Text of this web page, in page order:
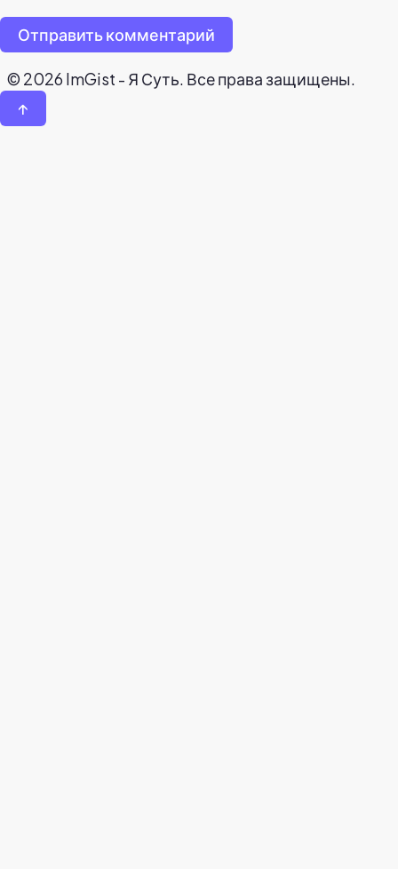
Отправить комментарий
© 2026 ImGist - Я Суть. Все права защищены.
↑